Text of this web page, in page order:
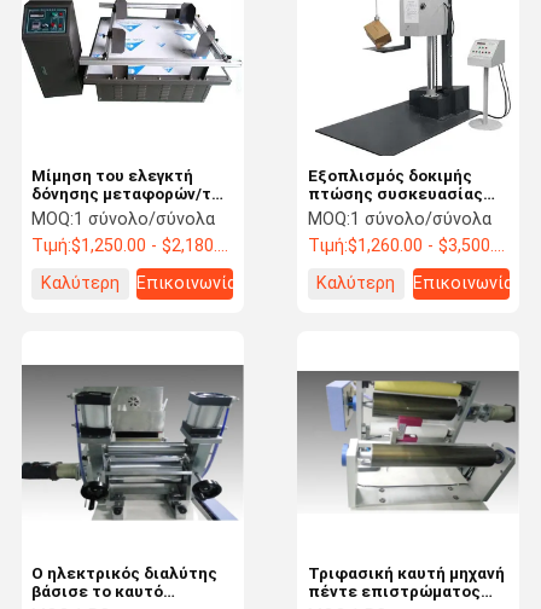
Εξοπλισμός δοκιμής
πτώσης συσκευασίας
μηχανών δοκιμής
κιβωτίων Liyi
MOQ:1 σύνολο/σύνολα
Τιμή:$1,260.00 - $3,500.00/ Set
Καλύτερη
Επικοινωνία
Μίμηση του ελεγκτή
δόνησης μεταφορών/της
συσκευής ανάλυσης
δόνησης
MOQ:1 σύνολο/σύνολα
Τιμή:$1,250.00 - $2,180.00/ Set
Καλύτερη
Επικοινωνία
Τριφασική καυτή μηχανή
πέντε επιστρώματος
Ο ηλεκτρικός διαλύτης
βάσισε το καυτό